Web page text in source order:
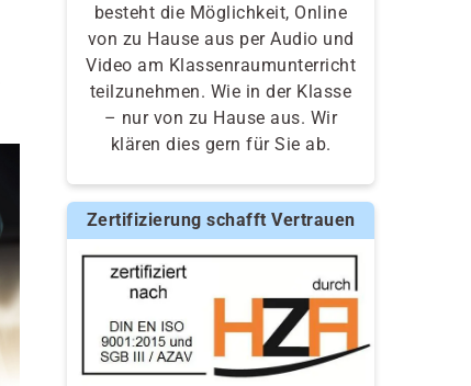
besteht die Möglichkeit, Online
von zu Hause aus per Audio und
Video am Klassenraumunterricht
teilzunehmen. Wie in der Klasse
– nur von zu Hause aus. Wir
klären dies gern für Sie ab.
Zertifizierung schafft Vertrauen